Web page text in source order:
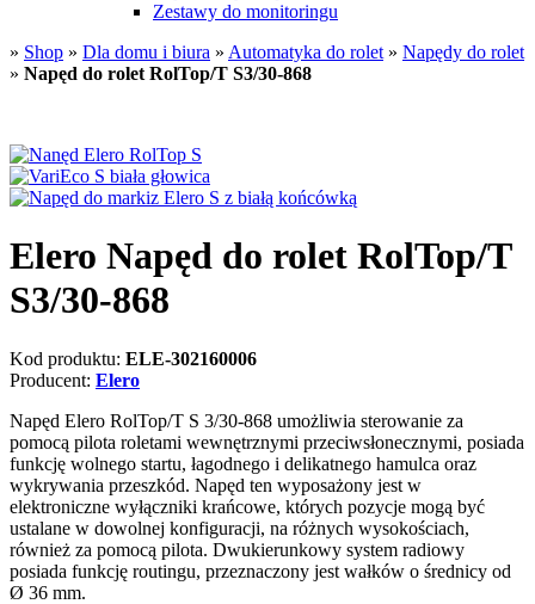
Zestawy do monitoringu
» Shop » Dla domu i biura » Automatyka do rolet » Napędy do rolet
» Napęd do rolet RolTop/T S3/30-868
Elero Napęd do rolet RolTop/T
S3/30-868
Kod produktu: ELE-302160006
Producent: Elero
Napęd Elero RolTop/T S 3/30-868 umożliwia sterowanie za
pomocą pilota roletami wewnętrznymi przeciwsłonecznymi, posiada
funkcję wolnego startu, łagodnego i delikatnego hamulca oraz
wykrywania przeszkód. Napęd ten wyposażony jest w
elektroniczne wyłączniki krańcowe, których pozycje mogą być
ustalane w dowolnej konfiguracji, na różnych wysokościach,
również za pomocą pilota. Dwukierunkowy system radiowy
posiada funkcję routingu, przeznaczony jest wałków o średnicy od
Ø 36 mm.